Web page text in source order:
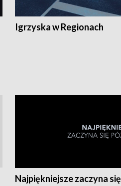
Igrzyska w Regionach
Najpiękniejsze zaczyna się